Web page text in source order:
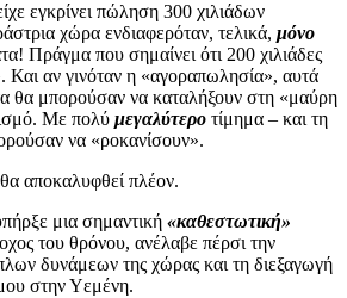
εγκρίνει πώληση 300 χιλιάδων
χώρα ενδιαφερόταν, τελικά, μόνο
Πράγμα που σημαίνει ότι 200 χιλιάδες
Και αν γινόταν η «αγοραπωλησία», αυτά
θα μπορούσαν να καταλήξουν στη «μαύρη
Με πολύ μεγαλύτερο τίμημα – και τη
να «ροκανίσουν».
αποκαλυφθεί πλέον.
μια σημαντική «καθεστωτική»
του θρόνου, ανέλαβε πέρσι την
δυνάμεων της χώρας και τη διεξαγωγή
στην Υεμένη.